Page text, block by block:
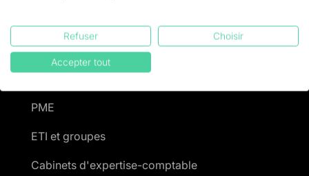
Pour qui ?
PME
ETI et groupes
Cabinets d'expertise-comptable
Refuser Choisir
Accepter tout